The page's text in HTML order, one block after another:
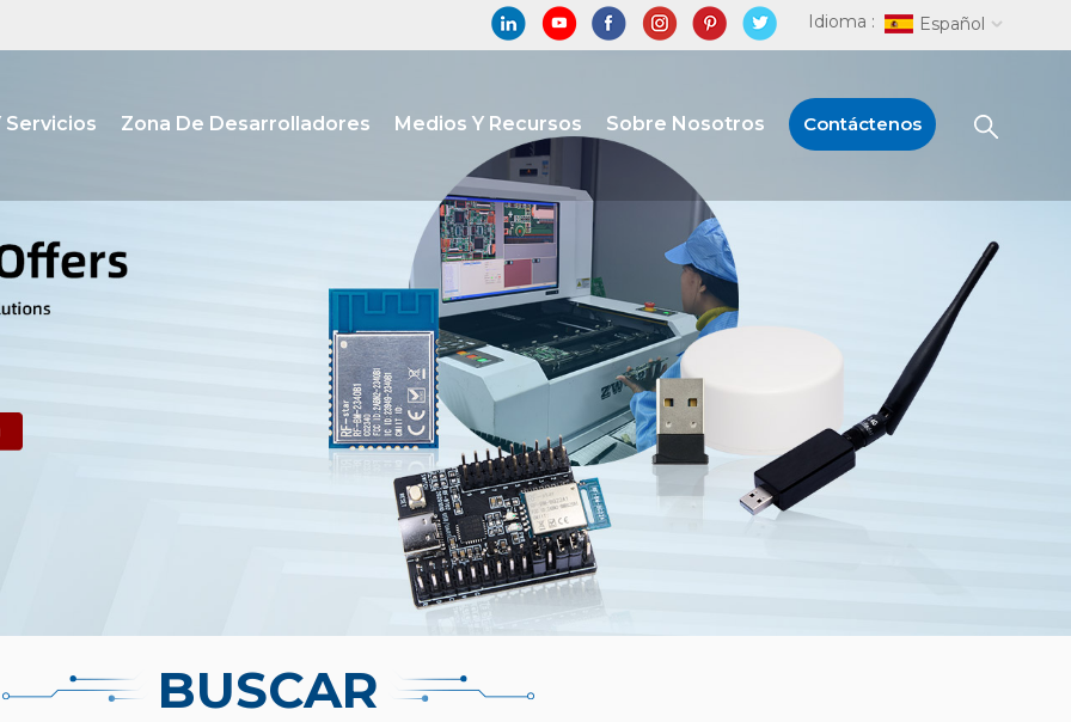
Idioma : Español
Servicios Zona De Desarrolladores Medios Y Recursos Sobre Nosotros Contáctenos
BUSCAR